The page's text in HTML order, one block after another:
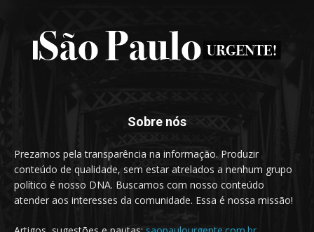
Sobre nós
Prezamos pela transparência na informação. Produzir
conteúdo de qualidade, sem estar atrelados a nenhum grupo
político é nosso DNA. Buscamos com nosso conteúdo
atender aos interesses da comunidade. Essa é nossa missão!